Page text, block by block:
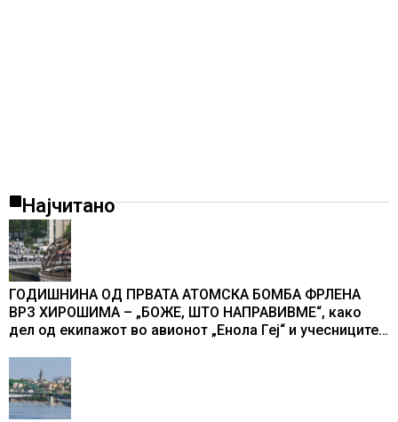
Најчитано
ГОДИШНИНА ОД ПРВАТА АТОМСКА БОМБА ФРЛЕНА
ВРЗ ХИРОШИМА – „БОЖЕ, ШТО НАПРАВИВМЕ“, како
дел од екипажот во авионот „Енола Геј“ и учесниците
промени текот на историјата